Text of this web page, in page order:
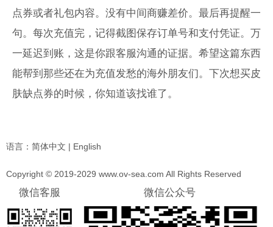
点券或者礼包内容。没有中间商赚差价。最后再提醒一
句。每次充值完，记得截图保存订单号和支付凭证。万
一延迟到账，这是你跟客服沟通的证据。希望这篇东西
能帮到那些还在为充值发愁的海外朋友们。下次想买皮
肤缺点券的时候，你知道该找谁了。
语言： 简体中文 | English
Copyright © 2019-2029 www.ov-sea.com All Rights Reserved
微信客服 微信公众号